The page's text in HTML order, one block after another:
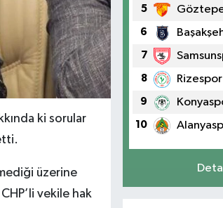
ki sorular
üzerine
vekile hak
5
6
7
8 Rizespor
9
10